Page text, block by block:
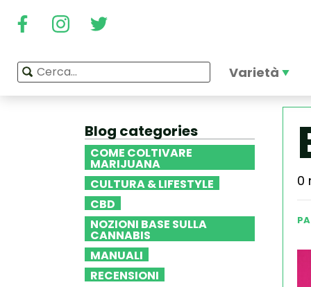
Varietà
Blog categories
COME COLTIVARE
MARIJUANA
CULTURA & LIFESTYLE
CBD
NOZIONI BASE SULLA
CANNABIS
MANUALI
RECENSIONI
0